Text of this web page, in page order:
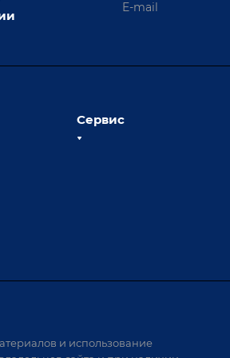
Сервис
Монтаж
возможности автоматизации
и использование